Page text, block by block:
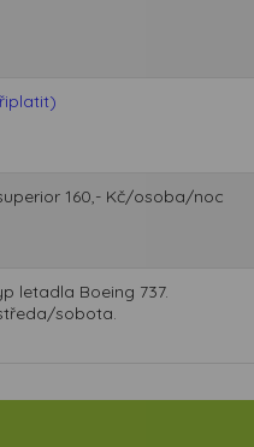
160,- Kč/osoba/noc
letadla Boeing 737.
sobota.